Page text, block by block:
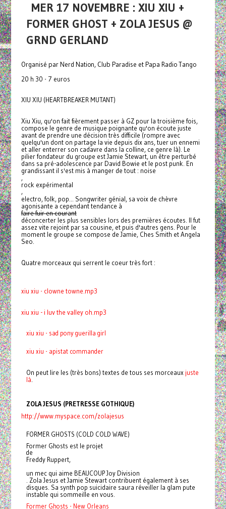
MER 17 NOVEMBRE : XIU XIU +
FORMER GHOST + ZOLA JESUS @
GRND GERLAND
Organisé par Nerd Nation, Club Paradise et Papa Radio Tango
20 h 30 - 7 euros
XIU XIU (HEARTBREAKER MUTANT)
Xiu Xiu, qu'on fait fièrement passer à GZ pour la troisième fois,
compose le genre de musique poignante qu'on écoute juste
avant de prendre une décision très difficile (rompre avec
quelqu'un dont on partage la vie depuis dix ans, tuer un ennemi
et aller enterrer son cadavre dans la colline, ce genre là). Le
pilier fondateur du groupe est Jamie Stewart, un être perturbé
dans sa pré-adolescence par David Bowie et le post punk. En
grandissant il s'est mis à manger de tout : noise
,
rock expérimental
,
electro, folk, pop... Songwriter génial, sa voix de chèvre
agonisante a cependant tendance à
faire fuir en courant
déconcerter les plus sensibles lors des premières écoutes. Il fut
assez vite rejoint par sa cousine, et puis d'autres gens. Pour le
moment le groupe se compose de Jamie, Ches Smith et Angela
Seo.
Quatre morceaux qui serrent le coeur très fort :
xiu xiu - clowne towne.mp3
xiu xiu - i luv the valley oh.mp3
xiu xiu - sad pony guerilla girl
xiu xiu - apistat commander
On peut lire les (très bons) textes de tous ses morceaux juste
là
ZOLA JESUS (PRETRESSE GOTHIQUE)
http://www.myspace.com/zolajesus
FORMER GHOSTS (COLD COLD WAVE)
Former Ghosts est le projet
de
Freddy Ruppert,
un mec qui aime BEAUCOUP Joy Division
. Zola Jesus et Jamie Stewart contribuent également à ses
disques. Sa synth pop suicidaire saura réveiller la glam pute
instable qui sommeille en vous.
Former Ghosts - New Orleans